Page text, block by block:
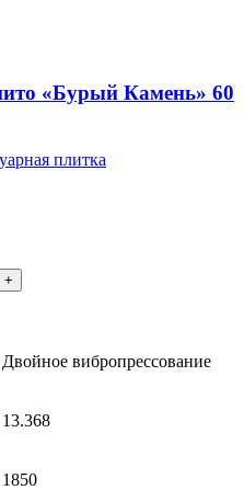
«Бурый Камень» 60
плитка
Двойное вибропрессование
13.368
1850